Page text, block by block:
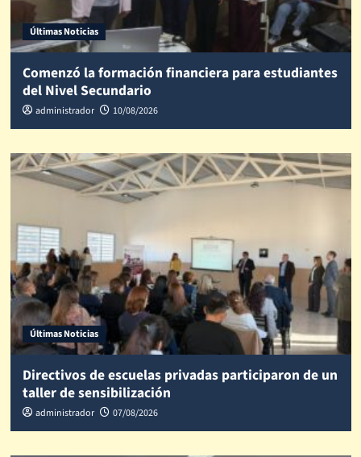
Últimas Noticias
Comenzó la formación financiera para estudiantes
del Nivel Secundario
administrador 10/08/2026
Últimas Noticias
Directivos de escuelas privadas participaron de un
taller de sensibilización
administrador 07/08/2026